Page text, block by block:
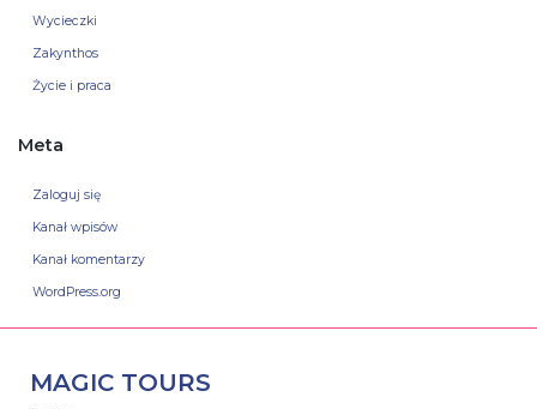
Wycieczki
Zakynthos
Życie i praca
Meta
Zaloguj się
Kanał wpisów
Kanał komentarzy
WordPress.org
MAGIC TOURS